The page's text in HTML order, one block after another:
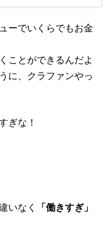
ーでいくらでもお金
ことができるんだよ
に、クラファンやっ
ぎな！
いなく
「働きすぎ」